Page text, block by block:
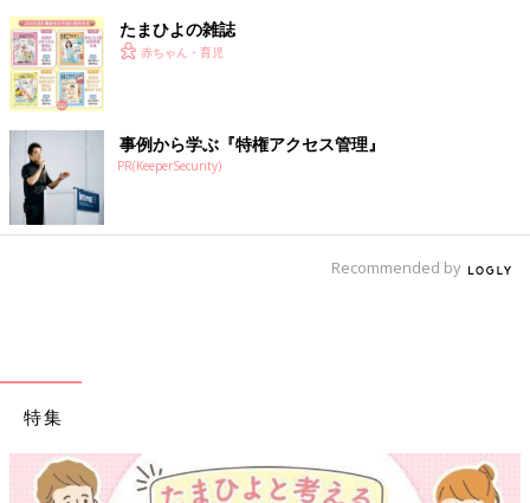
たまひよの雑誌
赤ちゃん・育児
事例から学ぶ『特権アクセス管理』
PR(KeeperSecurity)
Recommended by
特集